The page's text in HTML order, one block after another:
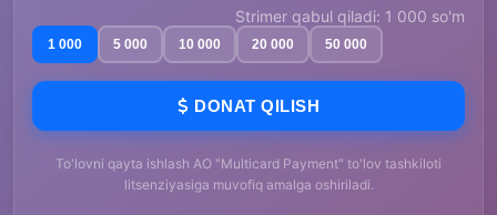
Strimer qabul qiladi: 1 000 so'm
1 000 5 000 10 000 20 000 50 000
DONAT QILISH
To'lovni qayta ishlash AO "Multicard Payment" to'lov tashkiloti
litsenziyasiga muvofiq amalga oshiriladi.